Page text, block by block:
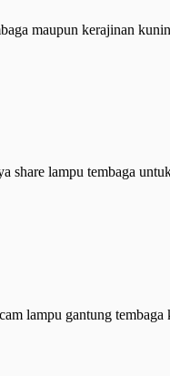
maupun kerajinan
share lampu tembaga
lampu gantung